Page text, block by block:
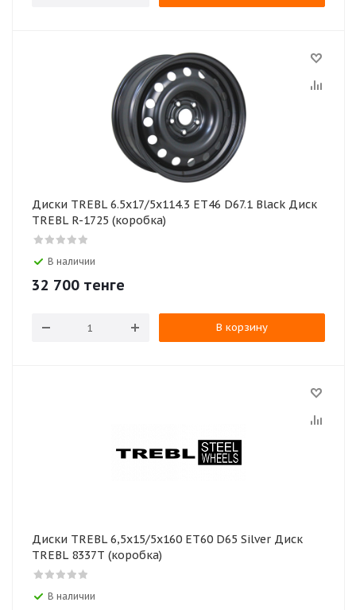
Диски TREBL 6.5x17/5x114.3 ET46 D67.1 Black Диск
TREBL R-1725 (коробка)
В наличии
32 700 тенге
В корзину
Диски TREBL 6,5х15/5х160 ЕТ60 D65 Silver Диск
TREBL 8337T (коробка)
В наличии